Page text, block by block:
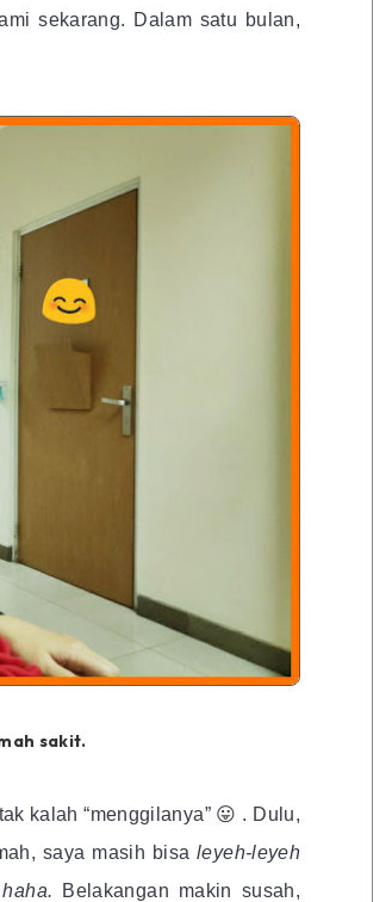
sekarang. Dalam satu bulan,
sakit.
kalah “menggilanya” 😛 . Dulu,
saya masih bisaleyeh-leyeh
haha. Belakangan makin susah,